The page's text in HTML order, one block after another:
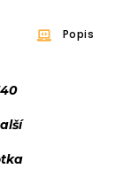
Popis